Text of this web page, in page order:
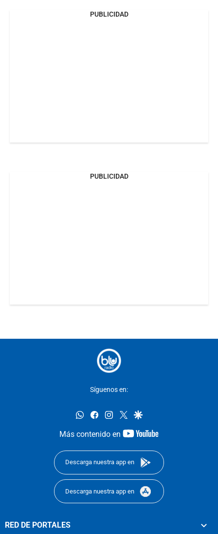
PUBLICIDAD
PUBLICIDAD
Síguenos en:
whatsappfacebookinstagram
twittergoogle
Más contenido en
youtube-
Descarga nuestra app en
Descarga nuestra app en
RED DE PORTALES